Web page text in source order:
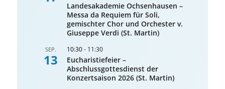
Landesakademie Ochsenhausen –
Messa da Requiem für Soli,
gemischter Chor und Orchester v.
Giuseppe Verdi (St. Martin)
SEP.
13
10:30- 11:30
Eucharistiefeier –
Abschlussgottesdienst der
Konzertsaison 2026 (St. Martin)